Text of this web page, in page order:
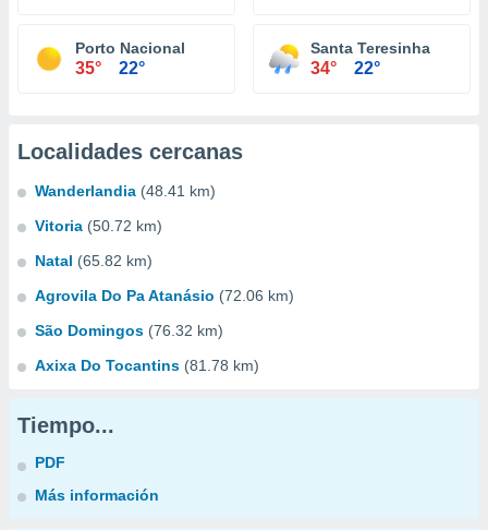
Porto Nacional
35° 22°
Santa Teresinha
34° 22°
Localidades cercanas
Wanderlandia (48.41 km)
Vitoria (50.72 km)
Natal (65.82 km)
Agrovila Do Pa Atanásio (72.06 km)
São Domingos (76.32 km)
Axixa Do Tocantins (81.78 km)
Tiempo...
PDF
Más información